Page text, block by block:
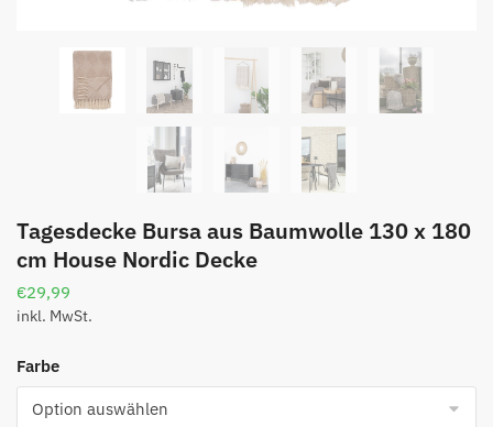
Tagesdecke Bursa aus Baumwolle 130 x 180
cm House Nordic Decke
€29,99
inkl. MwSt.
Farbe